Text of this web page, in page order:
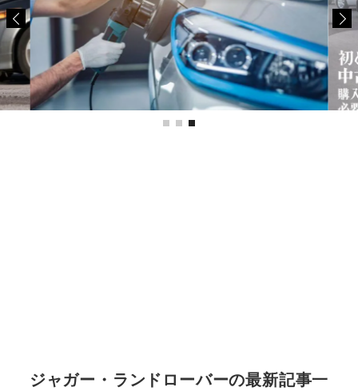
ジャガー・ランドローバーの最新記事一